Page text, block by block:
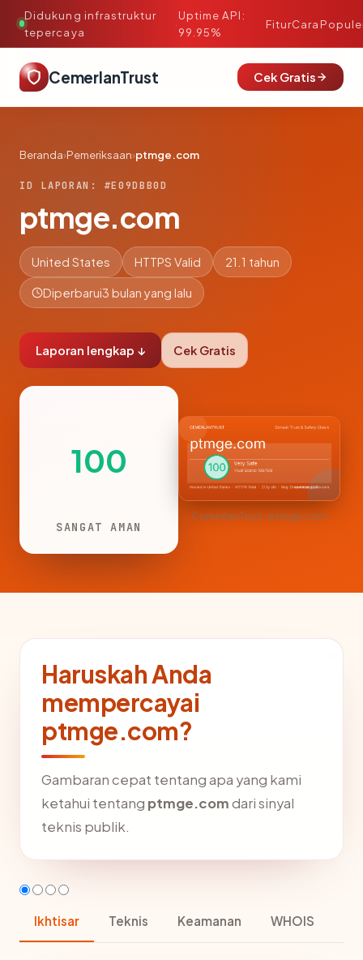
Didukung infrastruktur
tepercaya
·
Uptime API:
99.95%
FiturCara
CemerlanTrust Cek Gratis
Beranda›Pemeriksaan›ptmge.com
ID LAPORAN: #E09DBB0D
ptmge.com
United States HTTPS Valid 21.1 tahun
Diperbarui3 bulan yang lalu
Laporan lengkap ↓ Cek Gratis
100
SANGAT AMAN
CemerlanTrust · ptmge.com
Haruskah Anda
mempercayai
ptmge.com?
Gambaran cepat tentang apa yang kami
ketahui tentang ptmge.comdari sinyal
teknis publik.
Ikhtisar Teknis Keamanan WHOIS